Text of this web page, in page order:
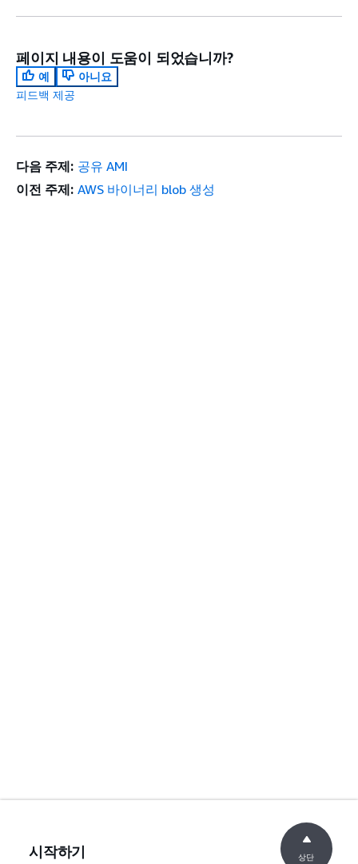
페이지 내용이 도움이 되었습니까?
예
아니요
피드백 제공
다음 주제: 공유 AMI
이전 주제: AWS 바이너리 blob 생성
시작하기 상단